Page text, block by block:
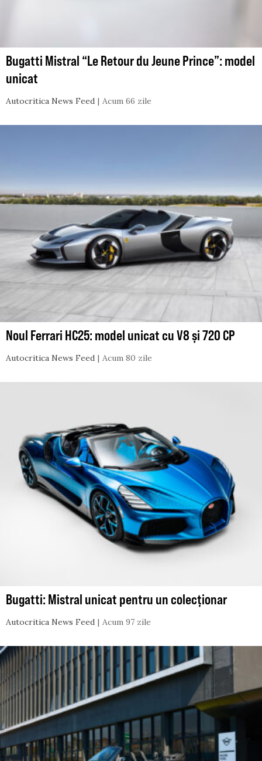
Bugatti Mistral “Le Retour du Jeune Prince”: model
unicat
Autocritica News Feed Acum 66 zile
Noul Ferrari HC25: model unicat cu V8 și 720 CP
Autocritica News Feed Acum 80 zile
Bugatti: Mistral unicat pentru un colecționar
Autocritica News Feed Acum 97 zile